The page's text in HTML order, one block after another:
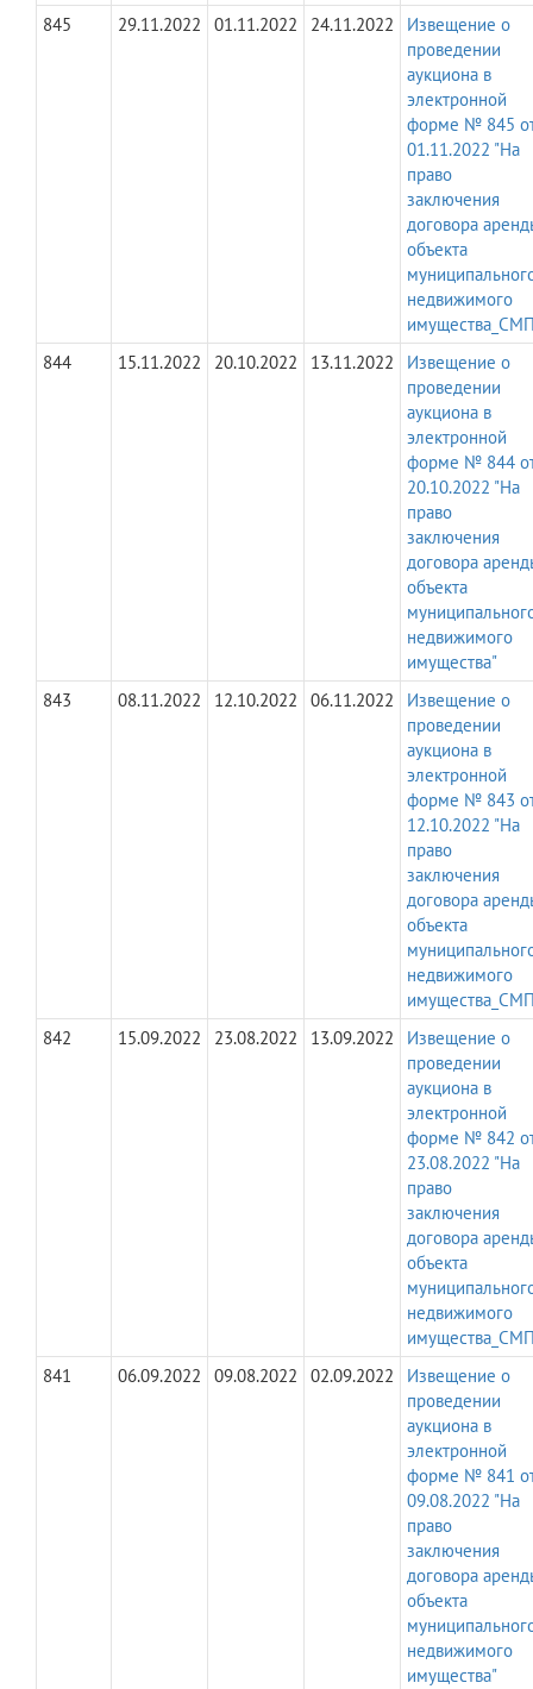
845
29.11.2022 01.11.2022 24.11.2022
Извещение о
проведении
аукциона в
электронной
форме № 845
01.11.2022 "На
право
заключения
договора
объекта
недвижимого
844
15.11.2022 20.10.2022 13.11.2022
Извещение о
проведении
аукциона в
электронной
форме № 844
20.10.2022 "На
право
заключения
договора
объекта
недвижимого
имущества"
843
08.11.2022 12.10.2022 06.11.2022
Извещение о
проведении
аукциона в
электронной
форме № 843
12.10.2022 "На
право
заключения
договора
объекта
недвижимого
842
15.09.2022 23.08.2022 13.09.2022
Извещение о
проведении
аукциона в
электронной
форме № 842
23.08.2022 "На
право
заключения
договора
объекта
недвижимого
841
06.09.2022 09.08.2022 02.09.2022
Извещение о
проведении
аукциона в
электронной
форме № 841
09.08.2022 "На
право
заключения
договора
объекта
недвижимого
имущества"